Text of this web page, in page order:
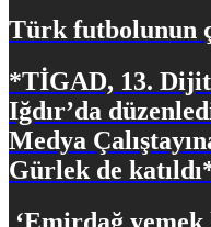
Türk futbolunun
*TİGAD, 13.
Iğdır’da
Medya
Gürlek de
‘Emirdağ